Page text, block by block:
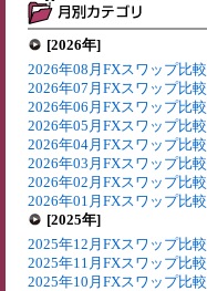
[2026年]
2026年08月FXスワップ比較
2026年07月FXスワップ比較
2026年06月FXスワップ比較
2026年05月FXスワップ比較
2026年04月FXスワップ比較
2026年03月FXスワップ比較
2026年02月FXスワップ比較
2026年01月FXスワップ比較
[2025年]
2025年12月FXスワップ比較
2025年11月FXスワップ比較
2025年10月FXスワップ比較